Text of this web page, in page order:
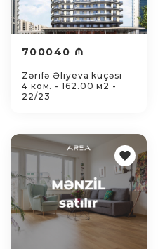
700040 ₼
Zərifə Əliyeva küçəsi
4 ком. - 162.00 м2 -
22/23